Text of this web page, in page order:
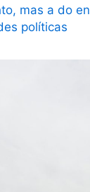
mas a do
políticas